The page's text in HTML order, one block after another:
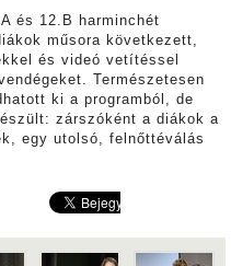
és 12.B harminchét
műsora következett,
és videó vetítéssel
Természetesen
ki a programból, de
zárszóként a diákok a
egy utolsó, felnőttéválás